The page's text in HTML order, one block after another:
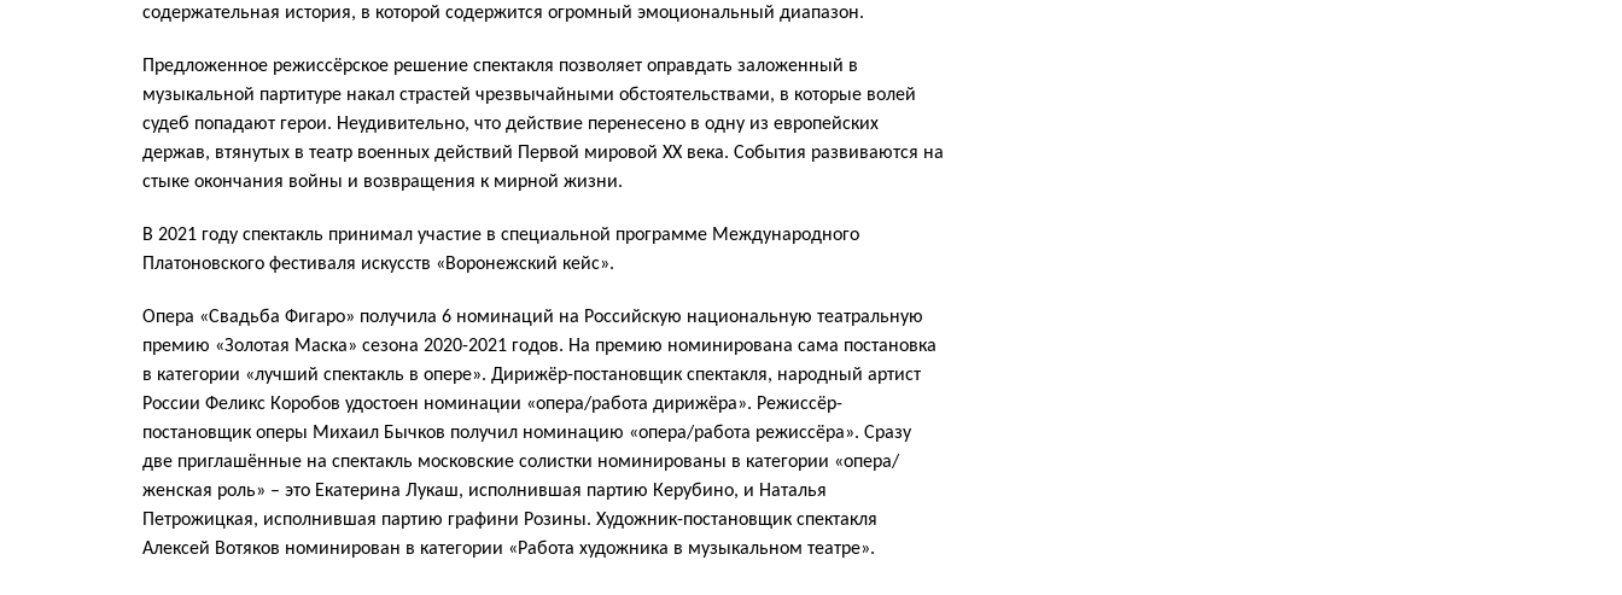
содержательная история, в которой содержится огромный эмоциональный диапазон.
Предложенное режиссёрское решение спектакля позволяет оправдать заложенный в
музыкальной партитуре накал страстей чрезвычайными обстоятельствами, в которые волей
судеб попадают герои. Неудивительно, что действие перенесено в одну из европейских
держав, втянутых в театр военных действий Первой мировой XX века. События развиваются на
стыке окончания войны и возвращения к мирной жизни.
В 2021 году спектакль принимал участие в специальной программе Международного
Платоновского фестиваля искусств «Воронежский кейс».
Опера «Свадьба Фигаро» получила 6 номинаций на Российскую национальную театральную
премию «Золотая Маска» сезона 2020-2021 годов. На премию номинирована сама постановка
в категории «лучший спектакль в опере». Дирижёр-постановщик спектакля, народный артист
России Феликс Коробов удостоен номинации «опера/работа дирижёра». Режиссёр-
постановщик оперы Михаил Бычков получил номинацию «опера/работа режиссёра». Сразу
две приглашённые на спектакль московские солистки номинированы в категории «опера/
женская роль» – это Екатерина Лукаш, исполнившая партию Керубино, и Наталья
Петрожицкая, исполнившая партию графини Розины. Художник-постановщик спектакля
Алексей Вотяков номинирован в категории «Работа художника в музыкальном театре».